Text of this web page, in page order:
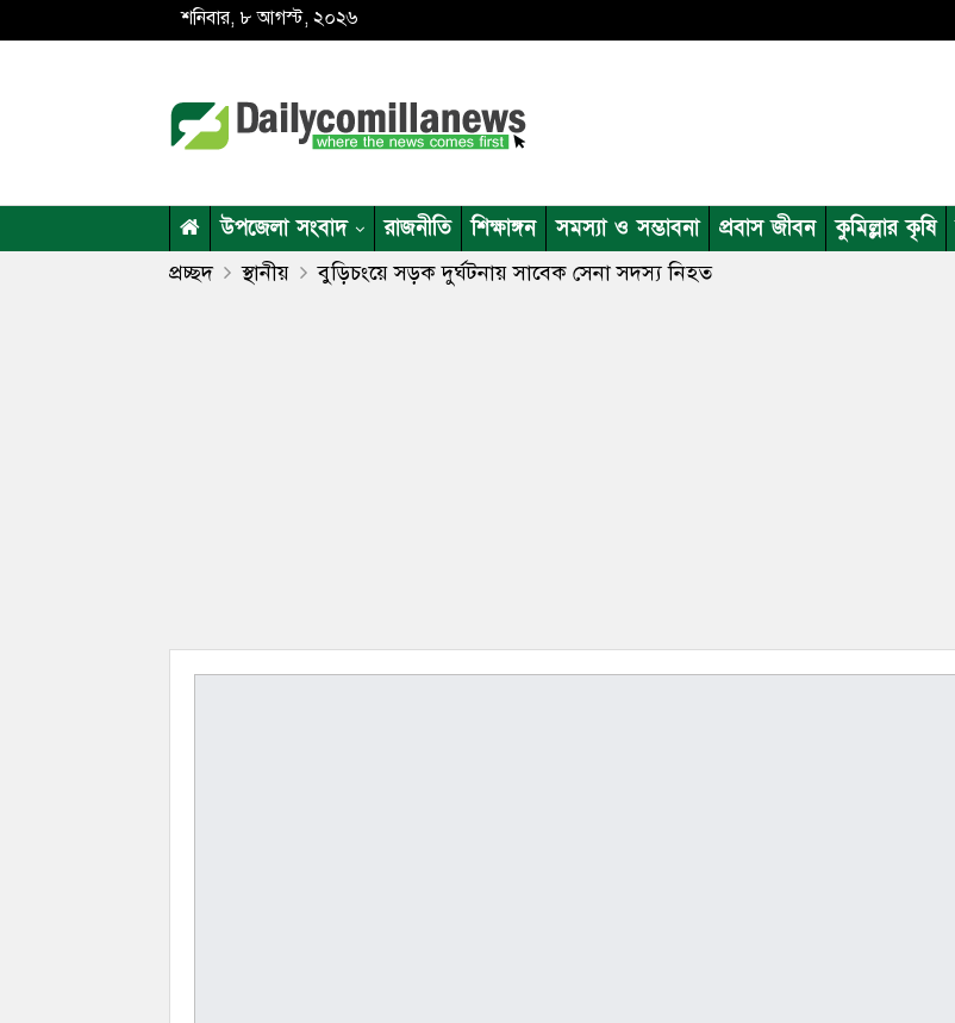
শনিবার, ৮ আগস্ট, ২০২৬
উপজেলা সংবাদ রাজনীতি শিক্ষাঙ্গন সমস্যা ও সম্ভাবনা প্রবাস জীবন কুমিল্লার কৃষি
প্রচ্ছদ স্থানীয় বুড়িচংয়ে সড়ক দুর্ঘটনায় সাবেক সেনা সদস্য নিহত